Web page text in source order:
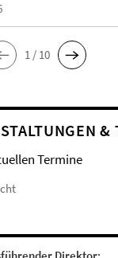
1 / 10
&
Termine